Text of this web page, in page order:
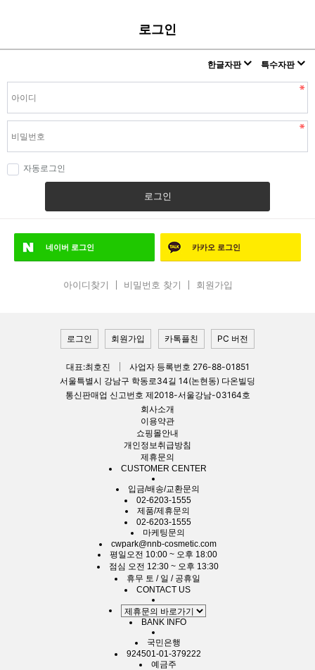
로그인
한글자판 특수자판
자동로그인
로그인
네이버 로그인 카카오 로그인
아이디찾기 비밀번호 찾기 회원가입
로그인 회원가입 카톡플친 PC 버전
대표:최호진
사업자 등록번호 276-88-01851
서울특별시 강남구 학동로34길 14(논현동) 다온빌딩
통신판매업 신고번호 제2018-서울강남-03164호
회사소개
이용약관
쇼핑몰안내
개인정보취급방침
제휴문의
CUSTOMER CENTER
입금/배송/교환문의
02-6203-1555
제품/제휴문의
02-6203-1555
마케팅문의
cwpark@nnb-cosmetic.com
평일 오전 10:00 ~ 오후 18:00
점심 오전 12:30 ~ 오후 13:30
휴무 토 / 일 / 공휴일
CONTACT US
BANK INFO
국민은행
924501-01-379222
예금주